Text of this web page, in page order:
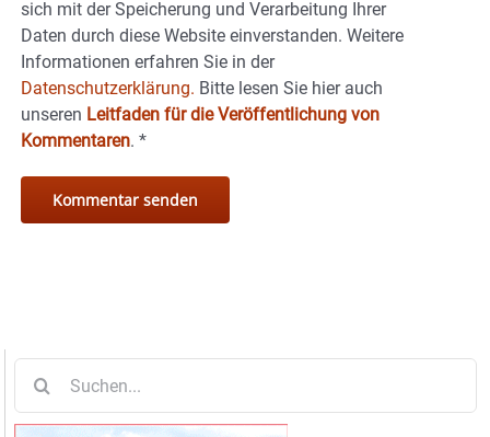
sich mit der Speicherung und Verarbeitung Ihrer
Daten durch diese Website einverstanden. Weitere
Informationen erfahren Sie in der
Datenschutzerklärung. Bitte lesen Sie hier auch
unseren Leitfaden für die Veröffentlichung von
Kommentaren. *
nach: